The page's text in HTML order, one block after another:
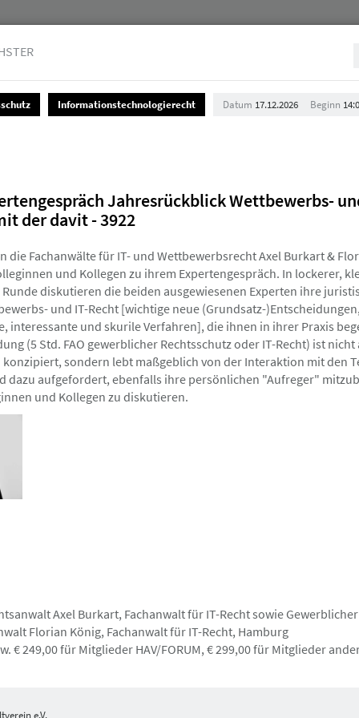
an, um Ihre und unsere
(in der Regel 10 Tage vor der
eines neuen HAV-Seminars einlösen
über die Hälfte des
fällig. Einen Gutschein erhalten Sie
kulturellen/ gesellschaftlichen
Informationstechnologierecht Datum 17.12.2026 Beginn
Jahresrückblick Wettbewerbs-
der davit - 3922
die Fachanwälte für IT- und Wettbewerbsrecht Axel Burkart &
und Kollegen zu ihrem Expertengespräch. In lockerer,
diskutieren die beiden ausgewiesenen Experten ihre
und IT-Recht [wichtige neue (Grundsatz-
interessante und skurile Verfahren], die ihnen in ihrer Praxis
(5 Std. FAO gewerblicher Rechtsschutz oder IT-Recht) ist nicht
sondern lebt maßgeblich von der Interaktion mit den
dazu aufgefordert, ebenfalls ihre persönlichen "Aufreger"
und Kollegen zu diskutieren.
Axel Burkart, Fachanwalt für IT-Recht sowie
Florian König, Fachanwalt für IT-Recht, Hamburg
€ 249,00 für Mitglieder HAV/FORUM, € 299,00 für Mitglieder